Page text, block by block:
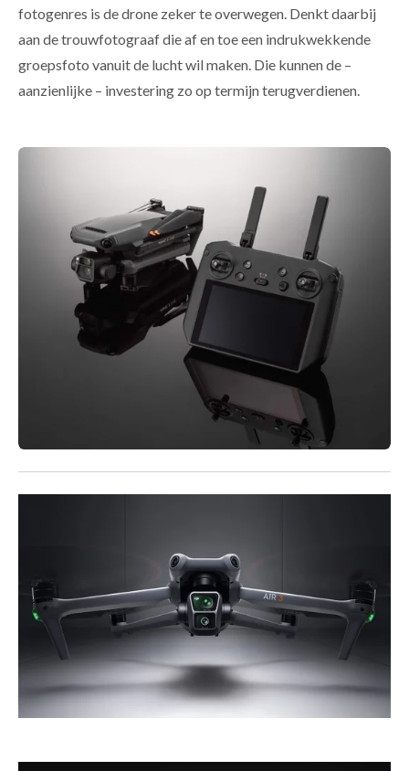
fotogenres is de drone zeker te overwegen. Denkt daarbij
aan de trouwfotograaf die af en toe een indrukwekkende
groepsfoto vanuit de lucht wil maken. Die kunnen de –
aanzienlijke – investering zo op termijn terugverdienen.